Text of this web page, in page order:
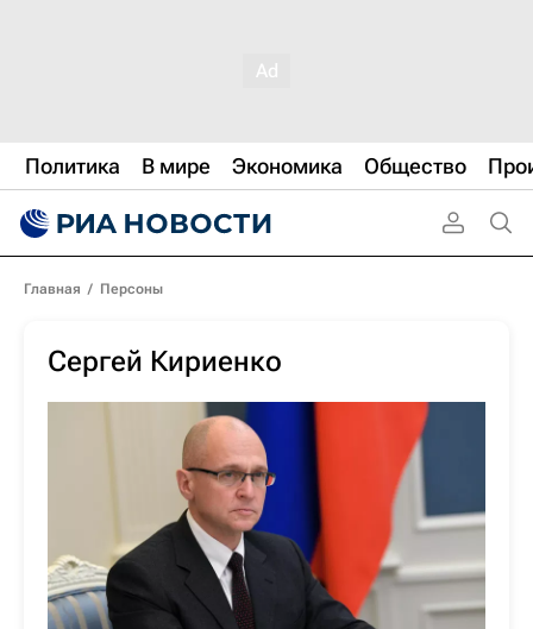
Политика В мире Экономика Общество
Главная / Персоны
Сергей Кириенко